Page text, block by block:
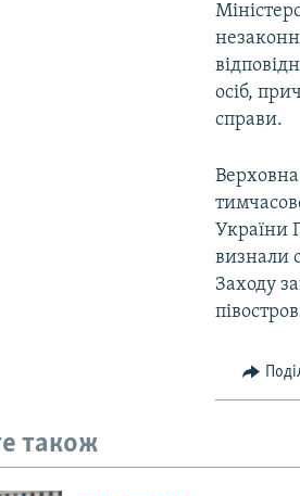
осіб,
справи.
України
визнали
Заходу
також